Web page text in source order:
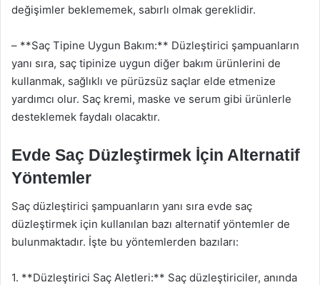
değişimler beklememek, sabırlı olmak gereklidir.
– **Saç Tipine Uygun Bakım:** Düzleştirici şampuanların
yanı sıra, saç tipinize uygun diğer bakım ürünlerini de
kullanmak, sağlıklı ve pürüzsüz saçlar elde etmenize
yardımcı olur. Saç kremi, maske ve serum gibi ürünlerle
desteklemek faydalı olacaktır.
Evde Saç Düzleştirmek İçin Alternatif
Yöntemler
Saç düzleştirici şampuanların yanı sıra evde saç
düzleştirmek için kullanılan bazı alternatif yöntemler de
bulunmaktadır. İşte bu yöntemlerden bazıları:
1. **Düzleştirici Saç Aletleri:** Saç düzleştiriciler, anında